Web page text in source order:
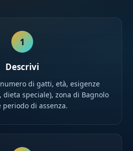
1
Descrivi
di gatti, età, esigenze
speciale), zona di Bagnolo
periodo di assenza.